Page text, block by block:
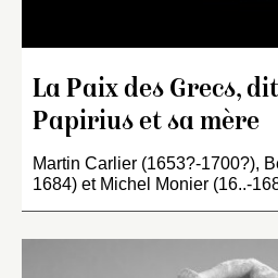
La Paix des Grecs,
Papirius et sa mère
Martin Carlier (1653?-1700?),
1684) et Michel Monier (16..-